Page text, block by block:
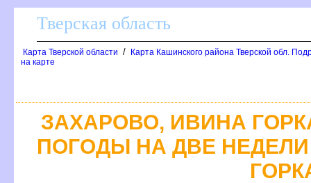
Тверская область
Карта Тверской области /
Карта Кашинского района Тверской обл.
на карте
ЗАХАРОВО, ИВИНА
ПОГОДЫ НА ДВЕ